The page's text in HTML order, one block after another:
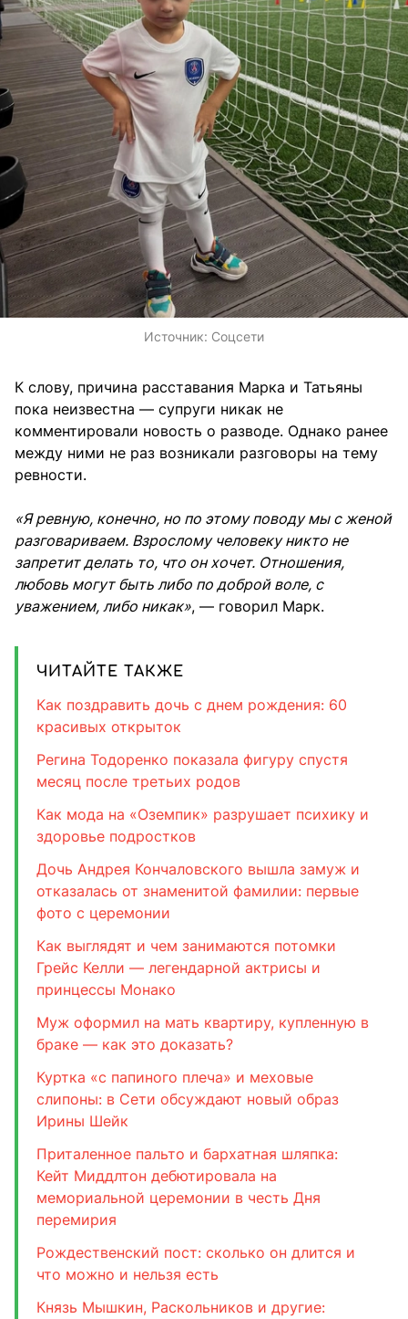
Источник: Соцсети
К слову, причина расставания Марка и Татьяны
пока неизвестна — супруги никак не
комментировали новость о разводе. Однако ранее
между ними не раз возникали разговоры на тему
ревности.
«Я ревную, конечно, но по этому поводу мы с женой
разговариваем. Взрослому человеку никто не
запретит делать то, что он хочет. Отношения,
любовь могут быть либо по доброй воле, с
уважением, либо никак», — говорил Марк.
ЧИТАЙТЕ ТАКЖЕ
Как поздравить дочь с днем рождения: 60
красивых открыток
Регина Тодоренко показала фигуру спустя
месяц после третьих родов
Как мода на «Оземпик» разрушает психику и
здоровье подростков
Дочь Андрея Кончаловского вышла замуж и
отказалась от знаменитой фамилии: первые
фото с церемонии
Как выглядят и чем занимаются потомки
Грейс Келли — легендарной актрисы и
принцессы Монако
Муж оформил на мать квартиру, купленную в
браке — как это доказать?
Куртка «с папиного плеча» и меховые
слипоны: в Сети обсуждают новый образ
Ирины Шейк
Приталенное пальто и бархатная шляпка:
Кейт Миддлтон дебютировала на
мемориальной церемонии в честь Дня
перемирия
Рождественский пост: сколько он длится и
что можно и нельзя есть
Князь Мышкин, Раскольников и другие: